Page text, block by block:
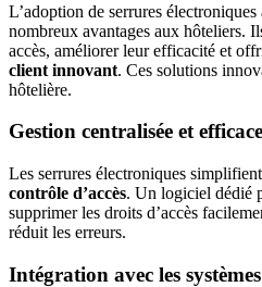
L’adoption de serrures
nombreux avantages aux hôteliers.
accès, améliorer leur efficacité et
client innovant. Ces solutions
hôtelière.
Gestion centralisée et
Les serrures électroniques
contrôle d’accès. Un logiciel dédié
supprimer les droits d’accès
réduit les erreurs.
Intégration avec les